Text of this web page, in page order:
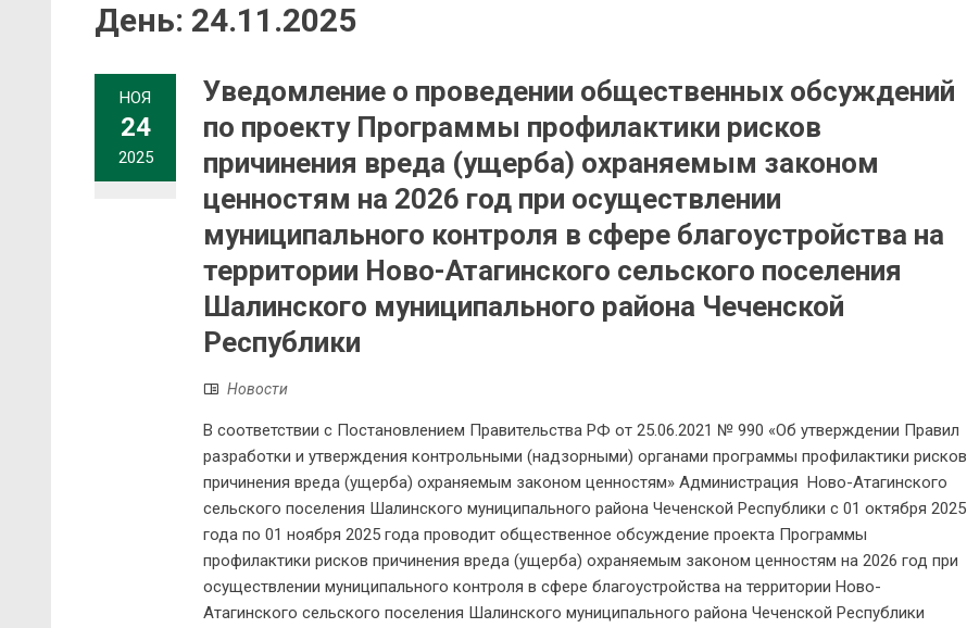
День: 24.11.2025
НОЯ
24
2025
Уведомление о проведении общественных обсуждений
по проекту Программы профилактики рисков
причинения вреда (ущерба) охраняемым законом
ценностям на 2026 год при осуществлении
муниципального контроля в сфере благоустройства на
территории Ново-Атагинского сельского поселения
Шалинского муниципального района Чеченской
Республики
Новости
В соответствии с Постановлением Правительства РФ от 25.06.2021 № 990 «Об утверждении Правил
разработки и утверждения контрольными (надзорными) органами программы профилактики рисков
причинения вреда (ущерба) охраняемым законом ценностям» Администрация Ново-Атагинского
сельского поселения Шалинского муниципального района Чеченской Республики с 01 октября 2025
года по 01 ноября 2025 года проводит общественное обсуждение проекта Программы
профилактики рисков причинения вреда (ущерба) охраняемым законом ценностям на 2026 год при
осуществлении муниципального контроля в сфере благоустройства на территории Ново-
Атагинского сельского поселения Шалинского муниципального района Чеченской Республики